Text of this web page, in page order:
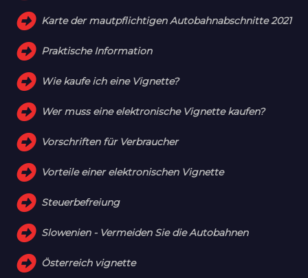
Karte der mautpflichtigen Autobahnabschnitte 2021
Praktische Information
Wie kaufe ich eine Vignette?
Wer muss eine elektronische Vignette kaufen?
Vorschriften für Verbraucher
Vorteile einer elektronischen Vignette
Steuerbefreiung
Slowenien - Vermeiden Sie die Autobahnen
Österreich vignette